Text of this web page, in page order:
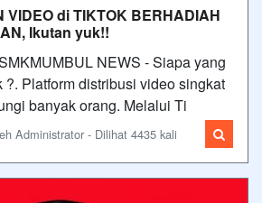
VIDEO di TIKTOK BERHADIAH
Ikutan yuk!!
NEWS - Siapa yang
?. Platform distribusi video singkat
banyak orang. Melalui Ti
Administrator - Dilihat 4435 kali